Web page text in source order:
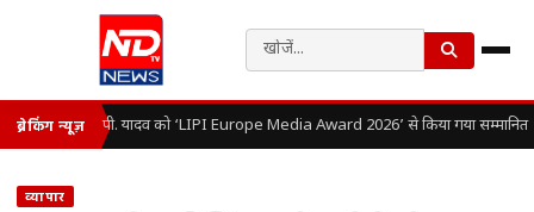
ब्रेकिंग न्यूज़डॉ. ओ.पी. यादव को ‘LIPI Europe Media Award 2026’ से किया गया सम्मानित
व्यापार